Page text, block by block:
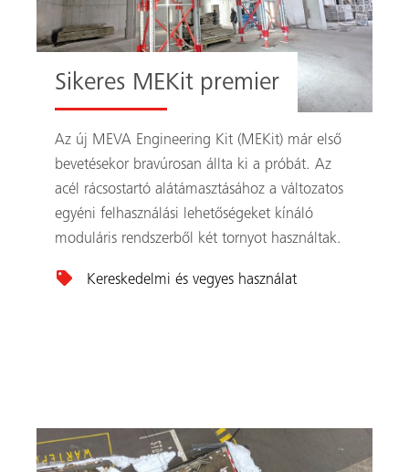
Sikeres MEKit premier
Az új MEVA Engineering Kit (MEKit) már első
bevetésekor bravúrosan állta ki a próbát. Az
acél rácsostartó alátámasztásához a változatos
egyéni felhasználási lehetőségeket kínáló
moduláris rendszerből két tornyot használtak.
Kereskedelmi és vegyes használat